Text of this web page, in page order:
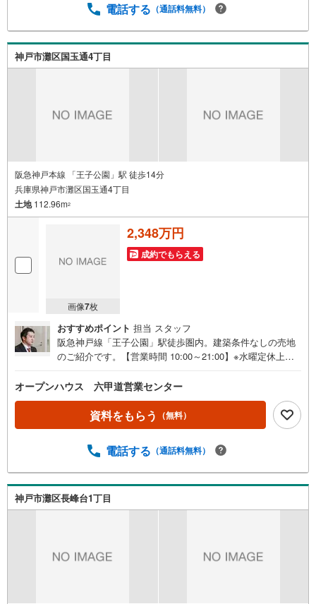
にご説明いたします。・車でご自宅や最寄り駅等、ご指定
の場所まで送迎します。・チャイルドシートのご用意ござ
います。◎個別FP相談会 無料物件のご紹介だけでなく住
宅ローン・資金のご相談、まずは家探しについて話を聞き
たいという方も大歓迎です！年間8000棟以上の限定物件を
件:当社のみ、もしくは当社を含めた数社でのみご紹介可能
電話する （通話料無料）
神戸市灘区国玉通4丁目
阪急神戸本線 「王子公園」駅 徒歩14分
兵庫県神戸市灘区国玉通4丁目
土地112.96m2
画像7枚
2,348万円
成約でもらえる
おすすめポイント 担当 スタッフ
阪急神戸線「王子公園」駅徒歩圏内。建築条件なしの売地
のご紹介です。【営業時間 10:00～21:00】※水曜定休上記
にご連絡ください！現地を見学される場合は「室内・現地
を見学する（無料）」ボタンよりご希望の日時をご記入い
ただけますとスムーズにご案内が可能です。◎現地のご案
内について・平日や夜遅い時間帯もご案内が可能 ※定休日
たします。・車でご自宅や最寄り駅等、ご指定の場所まで
送迎します。・チャイルドシートのご用意ございます。◎
個別FP相談会 無料物件のご紹介だけでなく住宅ローン・
資金のご相談、まずは家探しについて話を聞きたいという
方も大歓迎です！年間8000棟以上の限定物件を発表してい
み、もしくは当社を含めた数社でのみご紹介可能なオープ
オープンハウス 六甲道営業センター
資料をもらう （無料）
電話する （通話料無料）
神戸市灘区長峰台1丁目